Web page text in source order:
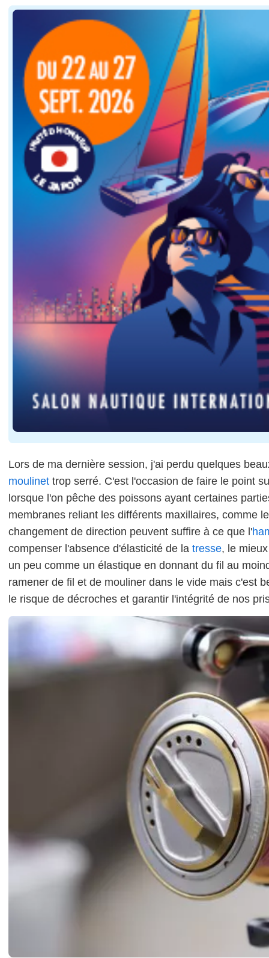
Lors de ma dernière session, j'ai perdu quelques
moulinet trop serré. C'est l'occasion de faire le point
lorsque l'on pêche des poissons ayant certaines
membranes reliant les différents maxillaires, comme
changement de direction peuvent suffire à ce que l'
compenser l'absence d'élasticité de la tresse, le
un peu comme un élastique en donnant du fil au
ramener de fil et de mouliner dans le vide mais c'est
le risque de décroches et garantir l'intégrité de nos